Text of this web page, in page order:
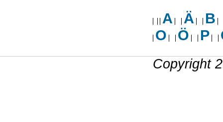
A Ä
B
O
Ö P
Copyright